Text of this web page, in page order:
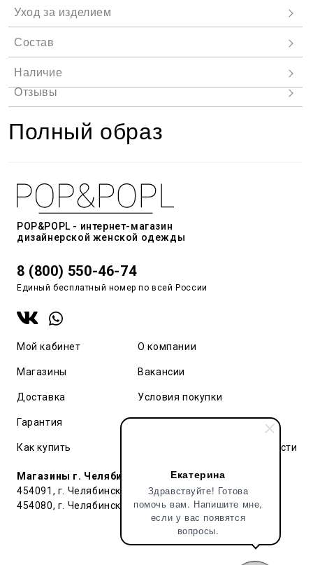
Екатерина
Здравствуйте! Готова
помочь вам. Напишите мне,
если у вас появятся
вопросы.
Полный образ
POP&POPL - интернет-магазин
дизайнерской женской одежды
8 (800) 550-46-74
Единый бесплатный номер по всей России
Мой кабинет
Магазины
Доставка
Гарантия
Как купить
О компании
Вакансии
Условия покупки
Карта сайта
Политика конфиденциальности
Магазины г. Челябинск:
454091, г. Челябинск, ул. Труда, 91 БЦ Гардероб
454080, г. Челябинск, ул. Тернопольская , д. 6